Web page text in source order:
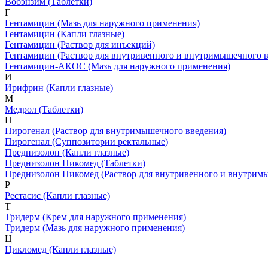
Г
Гентамицин (Мазь для наружного применения)
Гентамицин (Капли глазные)
Гентамицин (Раствор для инъекций)
Гентамицин (Раствор для внутривенного и внутримышечного
Гентамицин-АКОС (Мазь для наружного применения)
И
Ирифрин (Капли глазные)
М
Медрол (Таблетки)
П
Пирогенал (Раствор для внутримышечного введения)
Пирогенал (Суппозитории ректальные)
Преднизолон (Капли глазные)
Преднизолон Никомед (Таблетки)
Преднизолон Никомед (Раствор для внутривенного и
Р
Рестасис (Капли глазные)
Т
Тридерм (Крем для наружного применения)
Тридерм (Мазь для наружного применения)
Ц
Цикломед (Капли глазные)